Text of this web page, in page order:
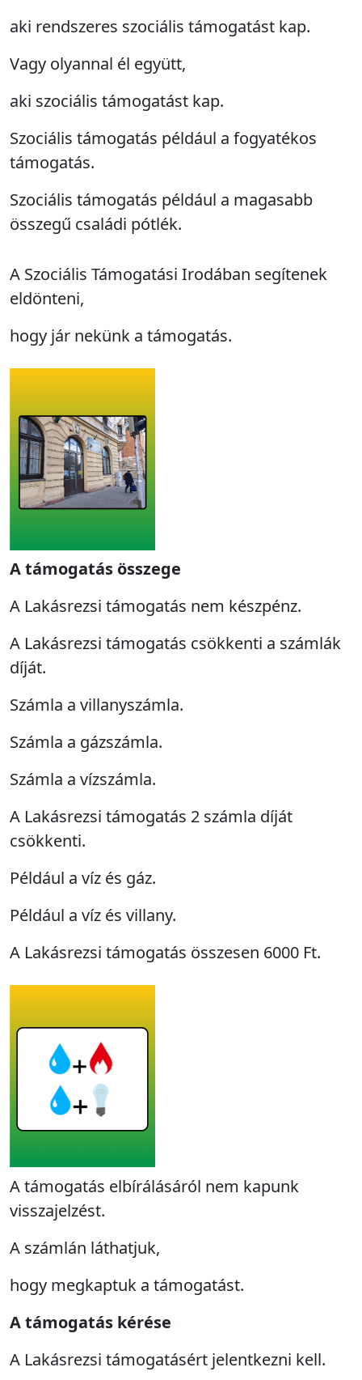
aki rendszeres szociális támogatást kap.
Vagy olyannal él együtt,
aki szociális támogatást kap.
Szociális támogatás például a fogyatékos
támogatás.
Szociális támogatás például a magasabb
összegű családi pótlék.
A Szociális Támogatási Irodában segítenek
eldönteni,
hogy jár nekünk a támogatás.
A támogatás összege
A Lakásrezsi támogatás nem készpénz.
A Lakásrezsi támogatás csökkenti a számlák
díját.
Számla a villanyszámla.
Számla a gázszámla.
Számla a vízszámla.
A Lakásrezsi támogatás 2 számla díját
csökkenti.
Például a víz és gáz.
Például a víz és villany.
A Lakásrezsi támogatás összesen 6000 Ft.
A támogatás elbírálásáról nem kapunk
visszajelzést.
A számlán láthatjuk,
hogy megkaptuk a támogatást.
A támogatás kérése
A Lakásrezsi támogatásért jelentkezni kell.